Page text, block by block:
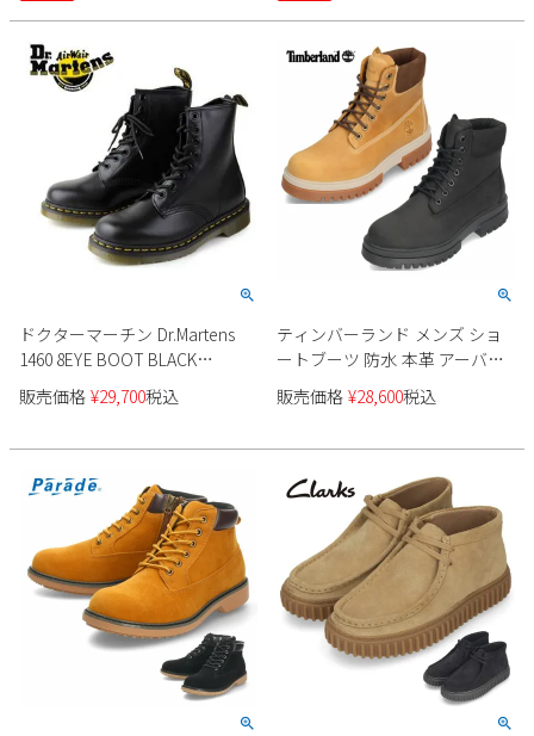
ドクターマーチン Dr.Martens
1460 8EYE BOOT BLACK
SMOOTH 10072004 8ホール レ
ディース メンズ
販売価格 ¥29,700税込
ティンバーランド メンズ ショ
ートブーツ 防水 本革 アーバー
ロード レースアップ TB
0A5YKD 231 ウィート 0A5YMN
販売価格 ¥28,600税込